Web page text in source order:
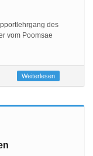
des
vom Poomsae
Weiterlesen